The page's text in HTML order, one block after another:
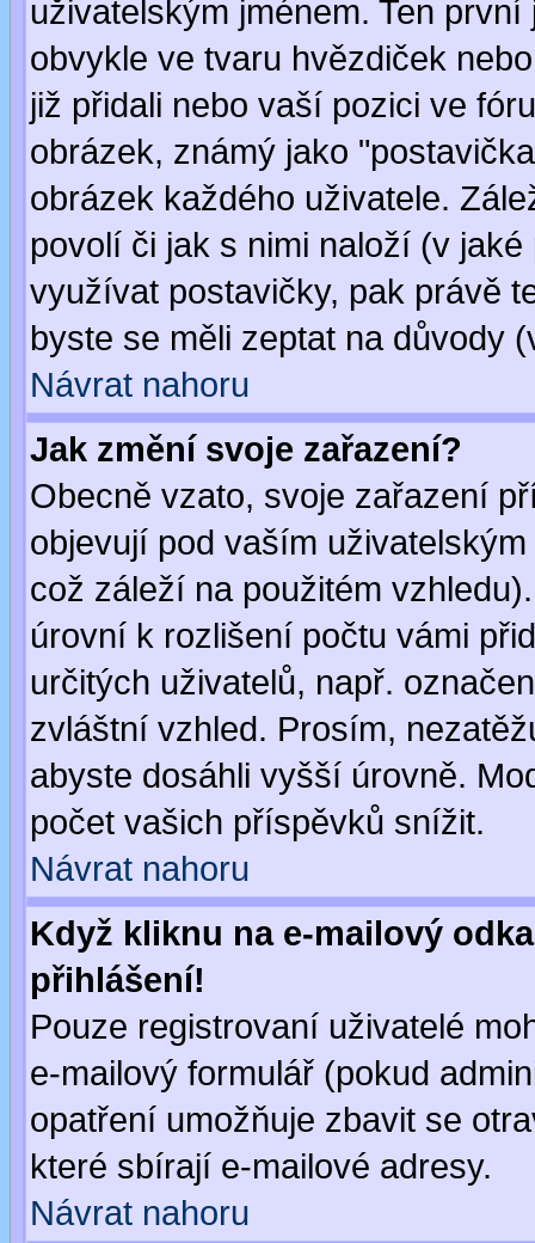
uživatelským jménem. Ten
obvykle ve tvaru hvězdiček
již přidali nebo vaší pozici ve
obrázek, známý jako
obrázek každého uživatele.
povolí či jak s nimi naloží (v
využívat postavičky, pak právě
byste se měli zeptat na důvody
Návrat nahoru
Jak změní svoje zařazení?
Obecně vzato, svoje zařazení
objevují pod vaším
což záleží na použitém
úrovní k rozlišení počtu vámi
určitých uživatelů, např.
zvláštní vzhled. Prosím,
abyste dosáhli vyšší úrovně.
počet vašich příspěvků snížit.
Návrat nahoru
Když kliknu na e-mailový
přihlášení!
Pouze registrovaní uživatelé
e-mailový formulář (pokud
opatření umožňuje zbavit se
které sbírají e-mailové adresy.
Návrat nahoru